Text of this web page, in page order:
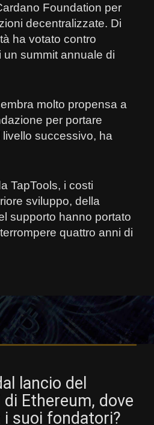
Foundation per
decentralizzate. Di
ha votato contro
un summit annuale di
molto propensa a
per portare
successivo, ha
TapTools, i costi
sviluppo, della
supporto hanno portato
quattro anni di
lancio del
Ethereum, dove
suoi fondatori?